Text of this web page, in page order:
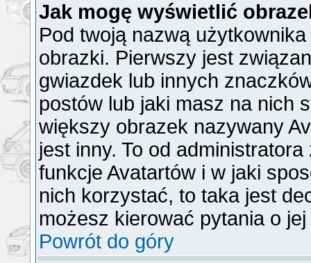
Jak mogę wyświetlić
Pod twoją nazwą
obrazki. Pierwszy jest
gwiazdek lub innych
postów lub jaki masz na nich
większy obrazek nazywany
jest inny. To od
funkcje Avatartów i w jaki
nich korzystać, to taka jest
możesz kierować pytania o
Powrót do góry